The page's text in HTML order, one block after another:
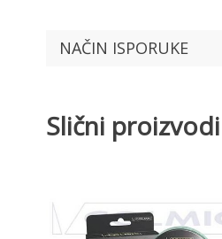
NAČIN ISPORUKE
Slični proizvodi